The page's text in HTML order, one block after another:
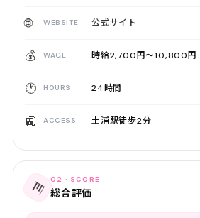
🌐 WEBSITE 公式サイト
💰 WAGE 時給2,700円〜10,800円
🕐 HOURS 24時間
🚉 ACCESS 土浦駅徒歩2分
📊 02 · SCORE
総合評価